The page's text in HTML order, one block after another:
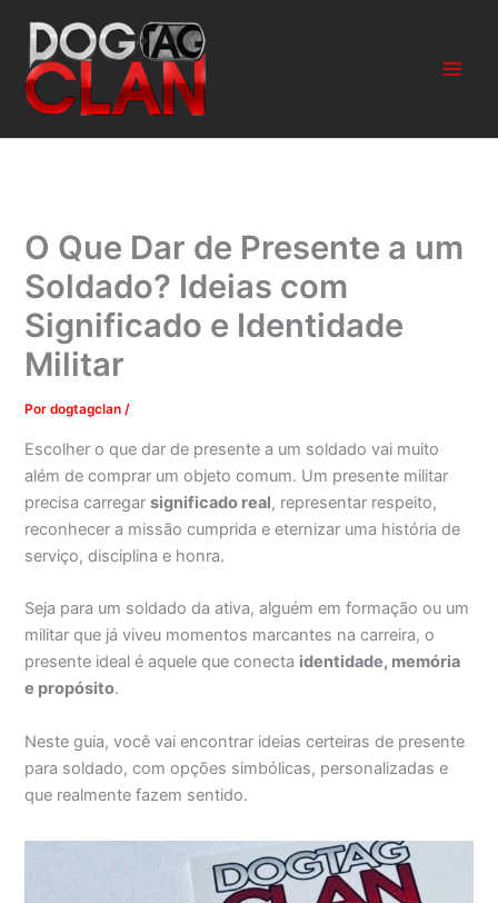
para
conteúdo
O Que Dar de Presente a um
Soldado? Ideias com
Significado e Identidade
Militar
Pordogtagclan/
Escolher o que dar de presente a um soldado vai muito
além de comprar um objeto comum. Um presente militar
precisa carregarsignificado real, representar respeito,
reconhecer a missão cumprida e eternizar uma história de
serviço, disciplina e honra.
Seja para um soldado da ativa, alguém em formação ou um
militar que já viveu momentos marcantes na carreira, o
presente ideal é aquele que conecta identidade, memória
e propósito.
Neste guia, você vai encontrar ideias certeiras de presente
para soldado, com opções simbólicas, personalizadas e
que realmente fazem sentido.